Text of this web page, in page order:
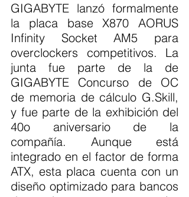
GIGABYTE lanzó formalmente
la placa base X870 AORUS
Infinity Socket AM5 para
overclockers competitivos. La
junta fue parte de la de
GIGABYTE Concurso de OC
de memoria de cálculo G.Skill,
y fue parte de la exhibición del
40o aniversario de la
compañía. Aunque está
integrado en el factor de forma
ATX, esta placa cuenta con un
diseño optimizado para bancos